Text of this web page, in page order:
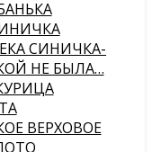
СИНИЧКА-
НЕ БЫЛА…
ВЕРХОВОЕ